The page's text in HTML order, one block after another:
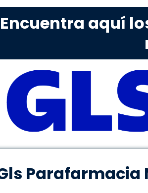
Encuentra aquí
Parafarmacia